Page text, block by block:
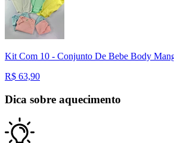
Kit Com 10 - Conjunto De Bebe Body
R$ 63,90
Dica sobre aquecimento